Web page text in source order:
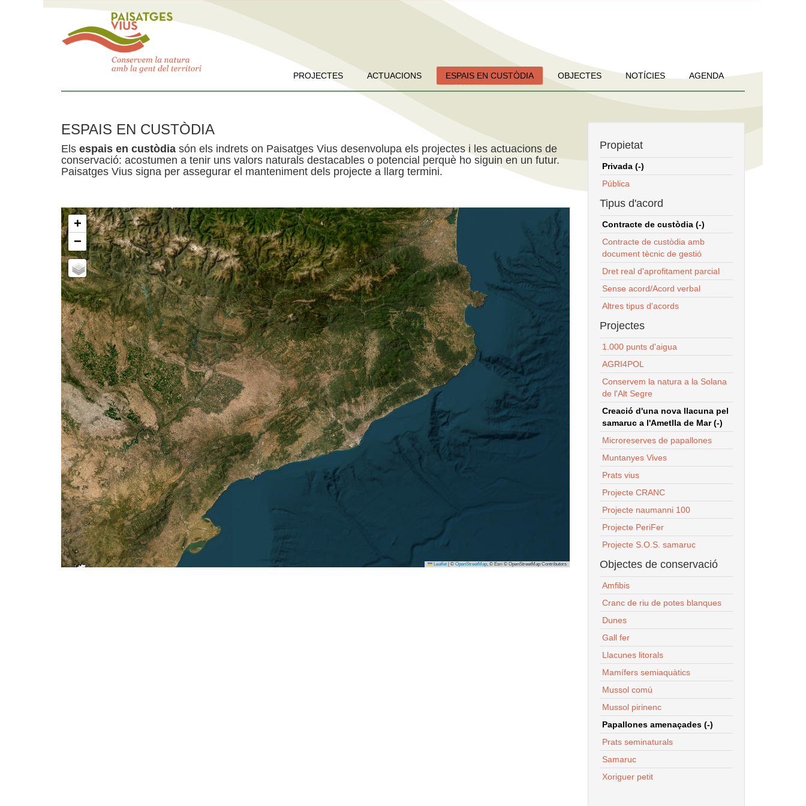
PROJECTES ACTUACIONS ESPAIS EN CUSTÒDIA OBJECTES NOTÍCIES AGENDA
ESPAIS EN CUSTÒDIA
Els espais en custòdia són els indrets on Paisatges Vius desenvolupa els projectes i les actuacions de
conservació: acostumen a tenir uns valors naturals destacables o potencial perquè ho siguin en un futur.
Paisatges Vius signa per assegurar el manteniment dels projecte a llarg termini.
+
−
Leaflet © OpenStreetMap, © Esri © OpenStreetMap Contributors
Propietat
Privada (-)
Pública
Tipus d'acord
Contracte de custòdia (-)
Contracte de custòdia amb
document tècnic de gestió
Dret real d'aprofitament parcial
Sense acord/Acord verbal
Altres tipus d'acords
Projectes
1.000 punts d'aigua
AGRI4POL
Conservem la natura a la Solana
de l'Alt Segre
Creació d'una nova llacuna pel
samaruc a l'Ametlla de Mar (-)
Microreserves de papallones
Muntanyes Vives
Prats vius
Projecte CRANC
Projecte naumanni 100
Projecte PeriFer
Projecte S.O.S. samaruc
Objectes de conservació
Amfibis
Cranc de riu de potes blanques
Dunes
Gall fer
Llacunes litorals
Mamífers semiaquàtics
Mussol comú
Mussol pirinenc
Papallones amenaçades (-)
Prats seminaturals
Samaruc
Xoriguer petit